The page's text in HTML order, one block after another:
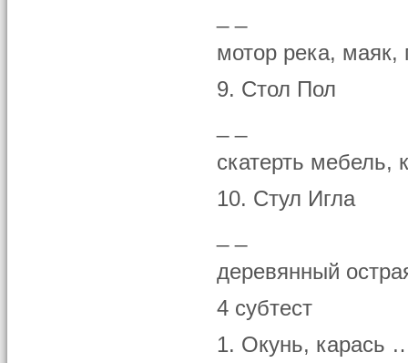
мотор река, маяк,
9. Стол Пол
скатерть мебель,
10. Стул Игла
деревянный
4 субтест
1. Окунь, карась